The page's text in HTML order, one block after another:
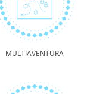
MULTIAVENTURA